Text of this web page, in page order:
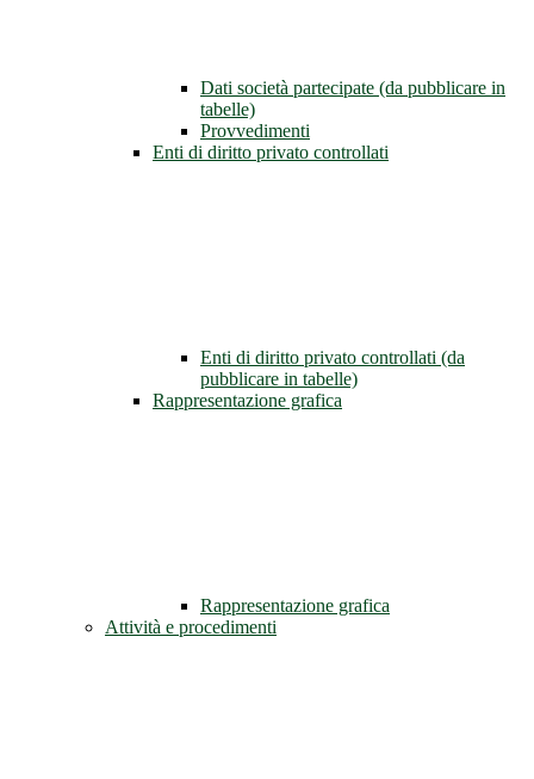
Dati società partecipate (da pubblicare in
tabelle)
Provvedimenti
Enti di diritto privato controllati
Enti di diritto privato controllati (da
pubblicare in tabelle)
Rappresentazione grafica
Rappresentazione grafica
Attività e procedimenti